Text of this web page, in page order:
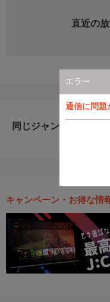
エラー
通信に問題
直近の
同じジャンルのおすす
キャンペーン・お得な情